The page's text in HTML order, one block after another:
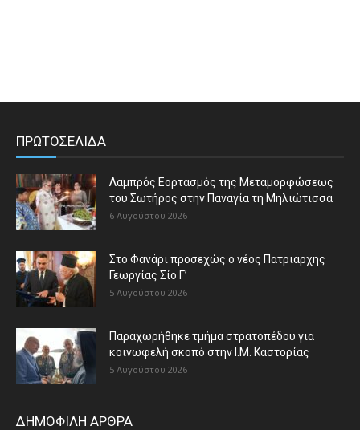
ΠΡΩΤΟΣΕΛΙΔΑ
Λαμπρός Εορτασμός της Μεταμορφώσεως
του Σωτήρος στην Παναγία τη Μηλιώτισσα
6 Αυγούστου 2026
Στο Φανάρι προσεχώς ο νέος Πατριάρχης
Γεωργίας Σίο Γ’
5 Αυγούστου 2026
Παραχωρήθηκε τμήμα στρατοπέδου για
κοινωφελή σκοπό στην Ι.Μ. Καστορίας
5 Αυγούστου 2026
ΔΗΜΟΦΙΛΗ ΑΡΘΡΑ